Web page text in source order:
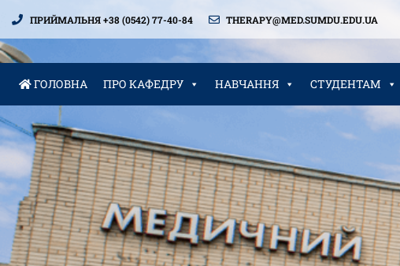
ПРИЙМАЛЬНЯ +38 (0542) 77-40-84 THERAPY@MED.SUMDU.EDU.UA
ГОЛОВНА ПРО КАФЕДРУ НАВЧАННЯ СТУДЕНТАМ